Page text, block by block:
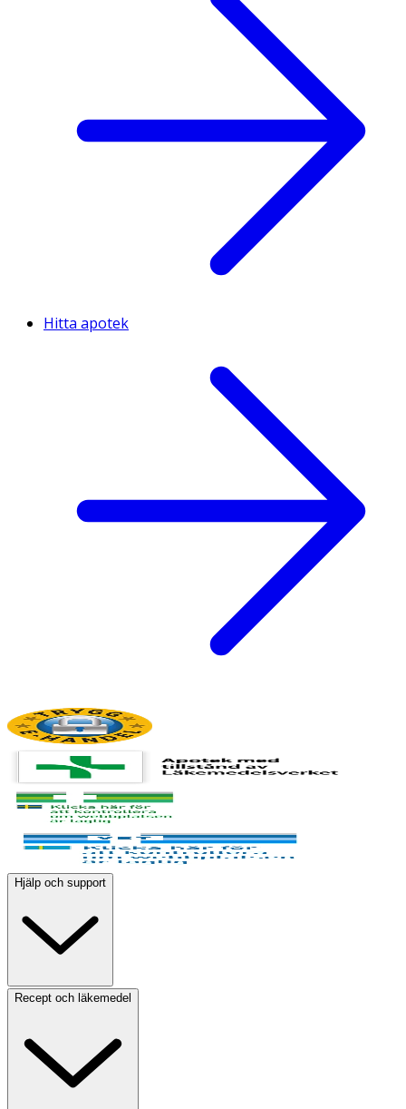
Hitta apotek
Hjälp och support
Recept och läkemedel